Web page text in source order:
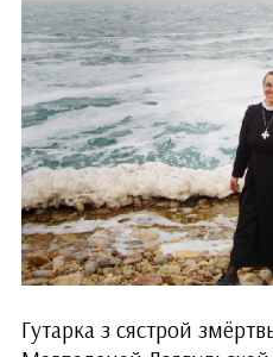
Гутарка з сястрой